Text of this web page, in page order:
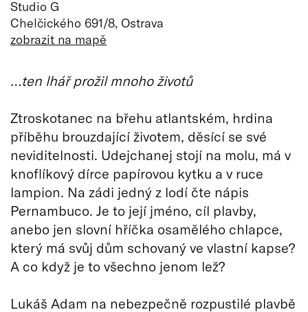
Studio G
Chelčického 691/8, Ostrava
zobrazit na mapě
…ten lhář prožil mnoho životů
Ztroskotanec na břehu atlantském, hrdina
příběhu brouzdající životem, děsící se své
neviditelnosti. Udejchanej stojí na molu, má v
knoflíkový dírce papírovou kytku a v ruce
lampion. Na zádi jedný z lodí čte nápis
Pernambuco. Je to její jméno, cíl plavby,
anebo jen slovní hříčka osamělého chlapce,
který má svůj dům schovaný ve vlastní kapse?
A co když je to všechno jenom lež?
Lukáš Adam na nebezpečně rozpustilé plavbě